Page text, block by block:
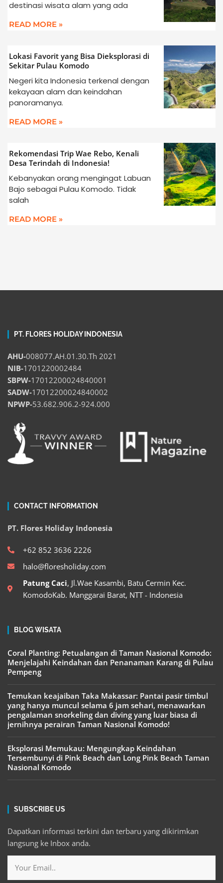
destinasi wisata alam yang ada
READ MORE »
Lokasi Favorit yang Bisa Dieksplorasi di
Sekitar Pulau Komodo
Negeri kita Indonesia terkenal dengan
kekayaan alam dan keindahan
panoramanya.
READ MORE »
Rekomendasi Trip Wae Rebo, Kenali
Desa Terindah di Indonesia!
Kebanyakan orang mengingat Labuan
Bajo sebagai Pulau Komodo. Tidak
salah
READ MORE »
PT. FLORES HOLIDAY INDONESIA
AHU-008077.AH.01.30.Th 2021
NIB-1701220002484
SBPW-17012200024840001
SADW-17012200024840002
NPWP-53.682.906.2-924.000
CONTACT INFORMATION
PT. Flores Holiday Indonesia
+62 852 3636 2226
halo@floresholiday.com
Patung Caci, Jl.Wae Kasambi, Batu Cermin Kec.
KomodoKab. Manggarai Barat, NTT - Indonesia
BLOG WISATA
Coral Planting: Petualangan di Taman Nasional Komodo:
Menjelajahi Keindahan dan Penanaman Karang di Pulau
Pempeng
Temukan keajaiban Taka Makassar: Pantai pasir timbul
yang hanya muncul selama 6 jam sehari, menawarkan
pengalaman snorkeling dan diving yang luar biasa di
jernihnya perairan Taman Nasional Komodo!
Eksplorasi Memukau: Mengungkap Keindahan
Tersembunyi di Pink Beach dan Long Pink Beach Taman
Nasional Komodo
SUBSCRIBE US
Dapatkan informasi terkini dan terbaru yang dikirimkan
langsung ke Inbox anda.